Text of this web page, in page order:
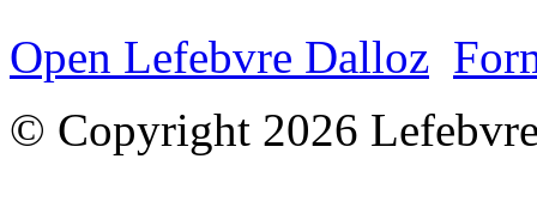
Open Lefebvre Dalloz
© Copyright 2026